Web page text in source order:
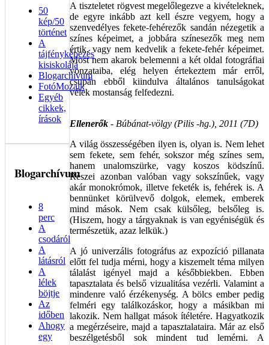
A tiszteletet rögvest megelőlegezve a kivételeknek,
de egyre inkább azt kell észre vegyem, hogy a
szenvedélyes fekete-fehérezők sandán nézegetik a
színes képeimet, a jobbára színesezők meg nem
értik, vagy nem kedvelik a fekete-fehér képeimet.
Most nem akarok belemenni a két oldal fotográfiai
vonzataiba, elég helyen értekeztem már erről,
csupán ebből kiindulva általános tanulságokat
vélek mostanság felfedezni.
Ellenerők - Búbánat-völgy (Pilis -hg.), 2011 (7D)
A világ összességében ilyen is, olyan is. Nem lehet
sem fekete, sem fehér, sokszor még színes sem,
hanem unalomszürke, vagy koszos ködszínű.
Részei azonban valóban vagy sokszínűek, vagy
akár monokrómok, illetve feketék is, fehérek is. A
bennünket körülvevő dolgok, elemek, emberek
mind mások. Nem csak külsőleg, belsőleg is.
(Hiszem, hogy a tárgyaknak is van egyéniségük és
természetük, azaz lelkük.)
A jó univerzális fotográfus az expozíció pillanata
előtt fel tudja mérni, hogy a kiszemelt téma milyen
tálalást igényel majd a későbbiekben. Ebben
tapasztalata és belső vizualitása vezérli. Valamint a
mindenre való érzékenység. A bölcs ember pedig
felméri egy találkozáskor, hogy a másikban mi
lakozik. Nem hallgat mások ítéletére. Hagyatkozik
a megérzéseire, majd a tapasztalataira. Már az első
beszélgetésből sok mindent tud lemérni. A
50
kép/50
történet
A
tájfényképezés
kisiskolája
Blogarchívum
FotóMozaik
Egyéb
cikkek,
írások
Blogarchívum
8
perc
A
csodáról
A
látásról
A
lélek
böjtje
Az
időben
Ahogy
egy